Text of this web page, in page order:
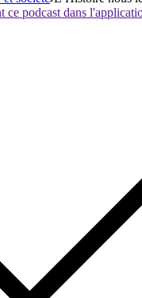
ce podcast dans